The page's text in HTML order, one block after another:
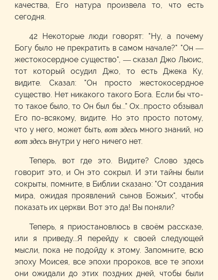
качества, Его натура произвела то, что есть
сегодня.
42 Некоторые люди говорят: "Ну, а почему
Богу было не прекратить в самом начале?" "Он —
жестокосердное существо", — сказал Джо Льюис,
тот который осудил Джо, то есть Джека Ку,
видите. Сказал: "Он просто жестокосердное
существо. Нет никакого такого Бога. Если бы что-
то такое было, то Он был бы..." Ох...просто обзывал
Его по-всякому, видите. Но это просто потому,
что у него, может быть,вот здесь много знаний, но
вот здесь внутри у него ничего нет.
Теперь, вот где это. Видите? Слово здесь
говорит это, и Он это сокрыл. И эти тайны были
сокрыты, помните, в Библии сказано: "От создания
мира, ожидая проявлений сынов Божьих", чтобы
показать их церкви. Вот это да! Вы поняли?
Теперь, я приостановлюсь в своём рассказе,
или я приведу...Я перейду к своей следующей
мысли, пока не подойду к этому. Запомните, всю
эпоху Моисея, все эпохи пророков, все те эпохи
они ожидали до этих поздних дней, чтобы были